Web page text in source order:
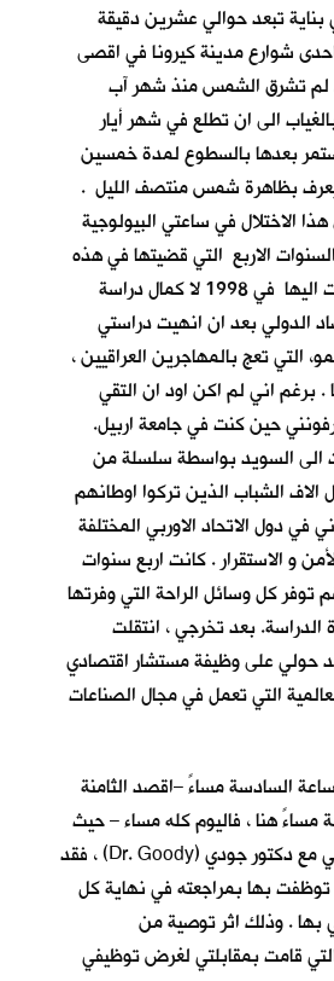
تبعد حوالي عشرين دقيقة
شوارع مدينة كيرونا في اقصى
لم تشرق الشمس منذ شهر آب
الى ان تطلع في شهر أيار
بعدها بالسطوع لمدة خمسين
بظاهرة شمس منتصف الليل .
الاختلال في ساعتي البيولوجية
الاربع التي قضيتها في هذه
المدينة. حيث قدمت اليها في 1998 لا كمال دراسة
الدولي بعد ان انهيت دراستي
التي تعج بالمهاجرين العراقيين ،
. برغم اني لم اكن اود ان التقي
حين كنت في جامعة اربيل.
الى السويد بواسطة سلسلة من
الاف الشباب الذين تركوا اوطانهم
في دول الاتحاد الاوربي المختلفة
و الاستقرار . كانت اربع سنوات
توفر كل وسائل الراحة التي وفرتها
الدراسة. بعد تخرجي ، انتقلت
على وظيفة مستشار اقتصادي
التي تعمل في مجال الصناعات
السادسة مساءً –اقصد الثامنة
مساءً هنا ، فاليوم كله مساء – حيث
كان موعدي الاسبوعي مع دكتور جودي (Dr. Goody) ، فقد
توظفت بها بمراجعته في نهاية كل
. وذلك اثر توصية من
قامت بمقابلتي لغرض توظيفي